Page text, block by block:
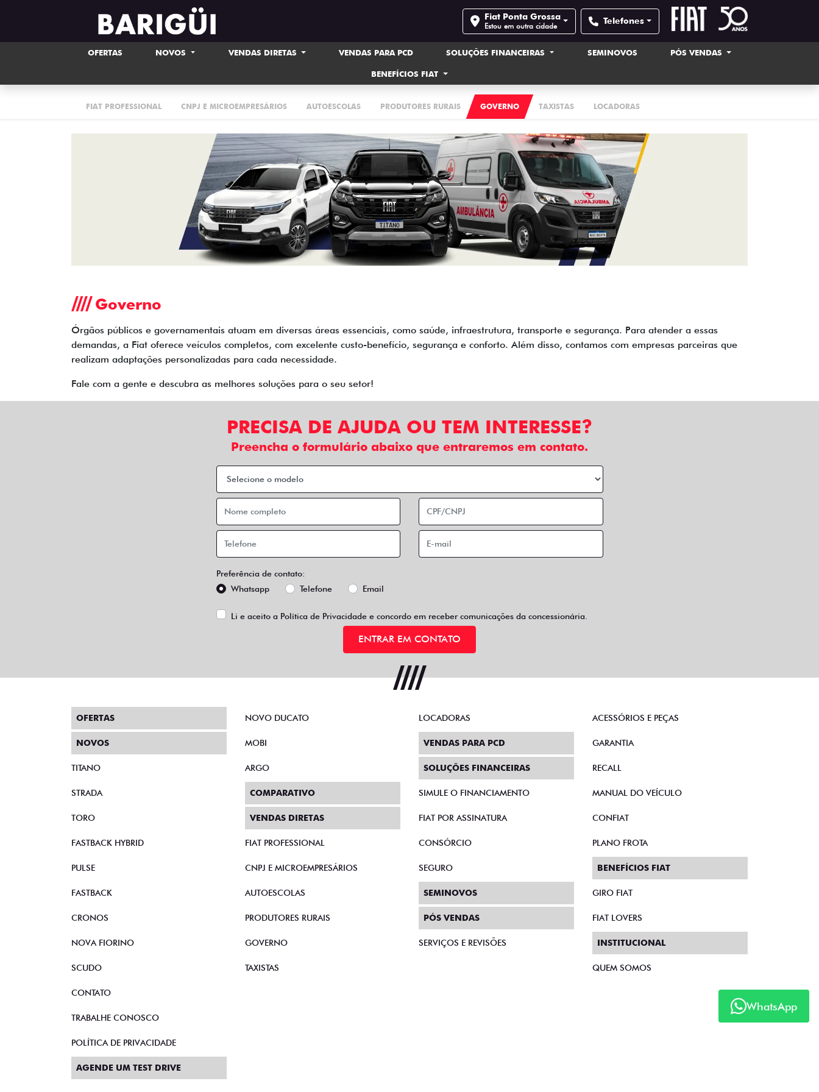
Fiat Ponta Grossa
Estou em outra cidade Telefones
OFERTAS NOVOS VENDAS DIRETAS VENDAS PARA PCD SOLUÇÕES FINANCEIRAS SEMINOVOS PÓS VENDAS
BENEFÍCIOS FIAT
FIAT PROFESSIONAL CNPJ E MICROEMPRESÁRIOS AUTOESCOLAS PRODUTORES RURAIS GOVERNO TAXISTAS LOCADORAS
Governo
Órgãos públicos e governamentais atuam em diversas áreas essenciais, como saúde, infraestrutura, transporte e segurança. Para atender a essas
demandas, a Fiat oferece veículos completos, com excelente custo-benefício, segurança e conforto. Além disso, contamos com empresas parceiras que
realizam adaptações personalizadas para cada necessidade.
Fale com a gente e descubra as melhores soluções para o seu setor!
PRECISA DE AJUDA OU TEM INTERESSE?
Preencha o formulário abaixo que entraremos em contato.
Preferência de contato:
Whatsapp
Telefone Email
Li e aceito a Política de Privacidadee concordo em receber comunicações da concessionária.
ENTRAR EM CONTATO
WhatsApp
OFERTAS
NOVOS
TITANO
STRADA
TORO
FASTBACK HYBRID
PULSE
FASTBACK
CRONOS
NOVA FIORINO
SCUDO
NOVO DUCATO
MOBI
ARGO
COMPARATIVO
VENDAS DIRETAS
FIAT PROFESSIONAL
CNPJ E MICROEMPRESÁRIOS
AUTOESCOLAS
PRODUTORES RURAIS
GOVERNO
TAXISTAS
LOCADORAS
VENDAS PARA PCD
SOLUÇÕES FINANCEIRAS
SIMULE O FINANCIAMENTO
FIAT POR ASSINATURA
CONSÓRCIO
SEGURO
SEMINOVOS
PÓS VENDAS
SERVIÇOS E REVISÕES
ACESSÓRIOS E PEÇAS
GARANTIA
RECALL
MANUAL DO VEÍCULO
CONFIAT
PLANO FROTA
BENEFÍCIOS FIAT
GIRO FIAT
FIAT LOVERS
INSTITUCIONAL
QUEM SOMOS
CONTATO
TRABALHE CONOSCO
POLÍTICA DE PRIVACIDADE
AGENDE UM TEST DRIVE